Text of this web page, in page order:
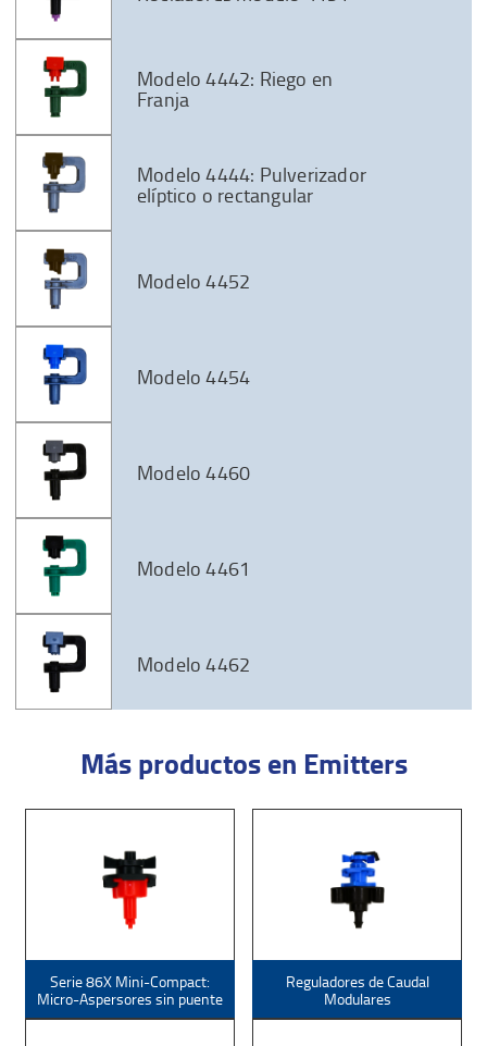
Modelo 4442: Riego en
Franja
Modelo 4444: Pulverizador
elíptico o rectangular
Modelo 4452
Modelo 4454
Modelo 4460
Modelo 4461
Modelo 4462
Más productos en Emitters
Serie 86X Mini-Compact:
Micro-Aspersores sin puente
Reguladores de Caudal
Modulares